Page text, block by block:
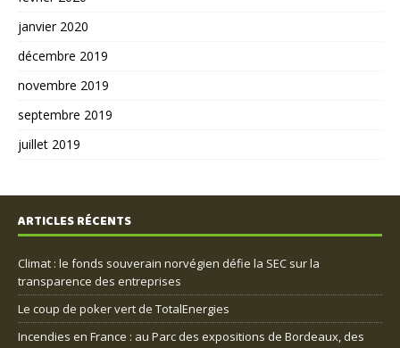
janvier 2020
décembre 2019
novembre 2019
septembre 2019
juillet 2019
ARTICLES RÉCENTS
Climat : le fonds souverain norvégien défie la SEC sur la
transparence des entreprises
Le coup de poker vert de TotalEnergies
Incendies en France : au Parc des expositions de Bordeaux, des